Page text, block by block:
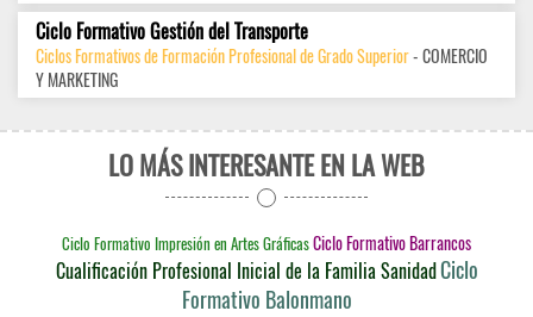
Ciclo Formativo Gestión del Transporte
Ciclos Formativos de Formación Profesional de Grado Superior- COMERCIO
Y MARKETING
LO MÁS INTERESANTE EN LA WEB
Ciclo Formativo Impresión en Artes GráficasCiclo Formativo Barrancos
Cualificación Profesional Inicial de la Familia SanidadCiclo
Formativo Balonmano